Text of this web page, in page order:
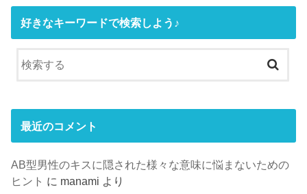
好きなキーワードで検索しよう♪
最近のコメント
AB型男性のキスに隠された様々な意味に悩まないための
ヒント に manami より